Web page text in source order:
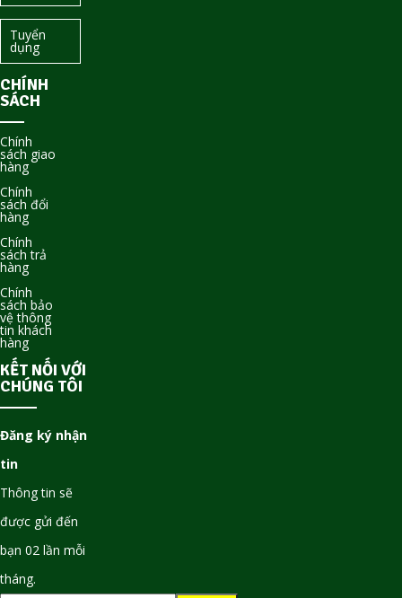
Tuyển
dụng
CHÍNH
SÁCH
Chính
sách giao
hàng
Chính
sách đổi
hàng
Chính
sách trả
hàng
Chính
sách bảo
vệ thông
tin khách
hàng
KẾT NỐI VỚI
CHÚNG TÔI
Đăng ký nhận
tin
Thông tin sẽ
được gửi đến
bạn 02 lần mỗi
tháng.